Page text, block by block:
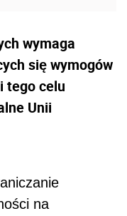
wymaga
się wymogów
tego celu
Unii
na